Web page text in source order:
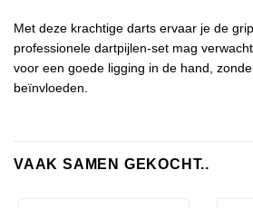
Met deze krachtige darts ervaar je de
professionele dartpijlen-set mag
voor een goede ligging in de hand,
beïnvloeden.
VAAK SAMEN GEKOCHT..